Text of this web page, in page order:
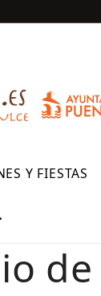
Y FIESTAS
de